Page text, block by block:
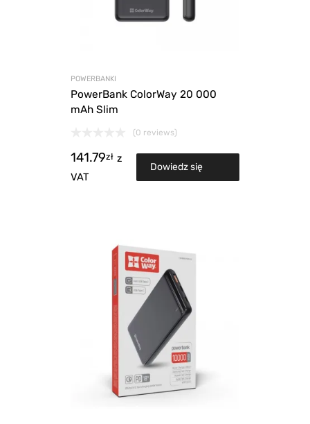
POWERBANKI
PowerBank ColorWay 20 000
mAh Slim
(0 reviews)
141.79zł z
VAT
Dowiedz się